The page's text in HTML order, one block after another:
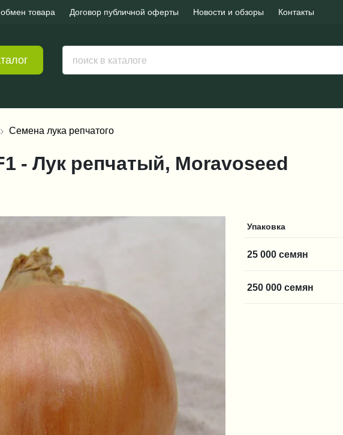
товара Договор публичной оферты Новости и обзоры Контакты
Семена лука репчатого
- Лук репчатый, Moravoseed
Упаковка
25 000 семян
250 000 семян